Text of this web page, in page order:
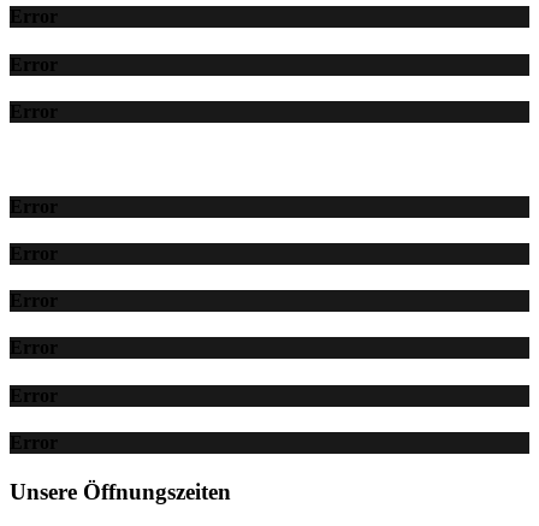
Error
Error
Error
Error
Error
Error
Error
Error
Error
Unsere Öffnungszeiten